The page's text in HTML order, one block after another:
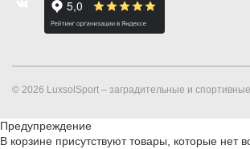
© 2026 LuxsolSport – заградительные и спортивные
Предупреждение
В корзине присутствуют товары, которые нет